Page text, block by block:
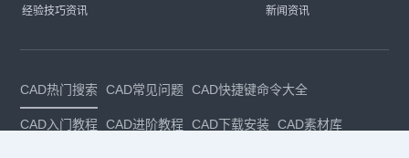
经验技巧资讯
新闻资讯
CAD热门搜索 CAD常见问题 CAD快捷键命令大全
CAD入门教程 CAD进阶教程 CAD下载安装 CAD素材库